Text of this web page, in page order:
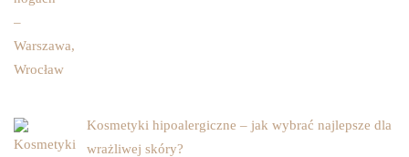
Kosmetyki hipoalergiczne – jak wybrać najlepsze dla
wrażliwej skóry?